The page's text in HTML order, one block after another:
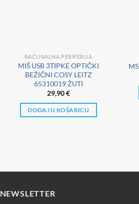
RAČUNALNA PERIFERIJA
MIŠ USB 3TIPKE OPTIČKI
BEŽIČNI COSY LEITZ
65310019 ŽUTI
29,90€
DODAJ U KOŠARICU
NEWSLETTER